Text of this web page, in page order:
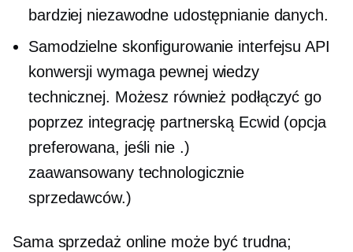
bardziej niezawodne udostępnianie danych.
Samodzielne skonfigurowanie interfejsu API
konwersji wymaga pewnej wiedzy
technicznej. Możesz również podłączyć go
poprzez integrację partnerską Ecwid (opcja
preferowana, jeśli nie .)
zaawansowany technologicznie
sprzedawców.)
Sama sprzedaż online może być trudna;